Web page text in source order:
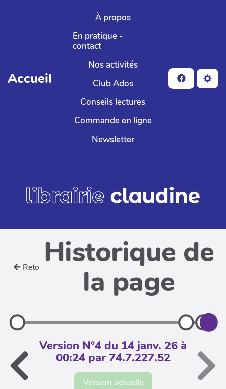
Aller au contenu principal
Accueil
À propos
En pratique -
contact
Nos activités
Club Ados
Conseils lectures
Commande en ligne
Newsletter
Retour Historique de
la page
Version N°4 du 14 janv. 26 à
00:24 par 74.7.227.52
Version actuelle